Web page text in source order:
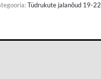
Tüdrukute jalanõud 19-22